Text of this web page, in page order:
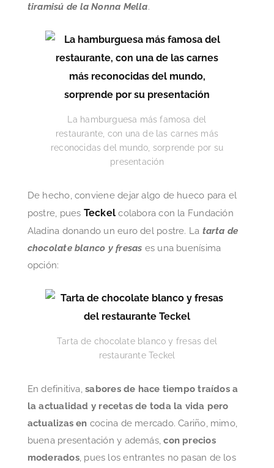
tiramisú de la Nonna Mella.
La hamburguesa más famosa del
restaurante, con una de las carnes más
reconocidas del mundo, sorprende por su
presentación
De hecho, conviene dejar algo de hueco para el
postre, pues Teckel colabora con la Fundación
Aladina donando un euro del postre. La tarta de
chocolate blanco y fresas es una buenísima
opción:
Tarta de chocolate blanco y fresas del
restaurante Teckel
En definitiva,sabores de hace tiempo traídos a
la actualidad y recetas de toda la vida pero
actualizas en cocina de mercado. Cariño, mimo,
buena presentación y además, con precios
moderados, pues los entrantes no pasan de los